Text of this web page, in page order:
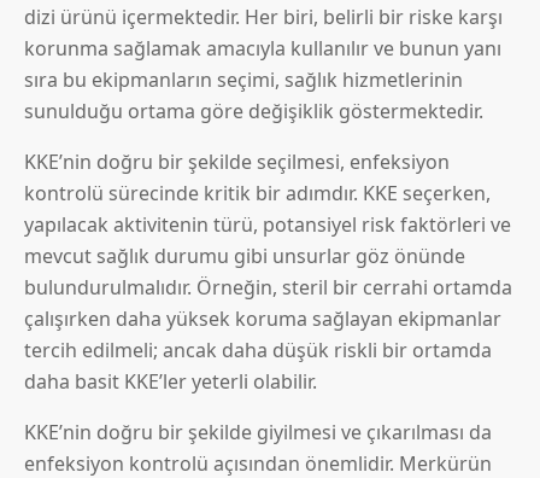
dizi ürünü içermektedir. Her biri, belirli bir riske karşı
korunma sağlamak amacıyla kullanılır ve bunun yanı
sıra bu ekipmanların seçimi, sağlık hizmetlerinin
sunulduğu ortama göre değişiklik göstermektedir.
KKE’nin doğru bir şekilde seçilmesi, enfeksiyon
kontrolü sürecinde kritik bir adımdır. KKE seçerken,
yapılacak aktivitenin türü, potansiyel risk faktörleri ve
mevcut sağlık durumu gibi unsurlar göz önünde
bulundurulmalıdır. Örneğin, steril bir cerrahi ortamda
çalışırken daha yüksek koruma sağlayan ekipmanlar
tercih edilmeli; ancak daha düşük riskli bir ortamda
daha basit KKE’ler yeterli olabilir.
KKE’nin doğru bir şekilde giyilmesi ve çıkarılması da
enfeksiyon kontrolü açısından önemlidir. Merkürün